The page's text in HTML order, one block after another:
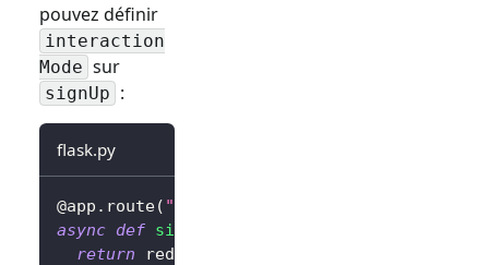
pouvez définir
interaction
Mode sur
signUp :
flask.py
@app . route( "/sign-in"
async def sign_in
return redirect